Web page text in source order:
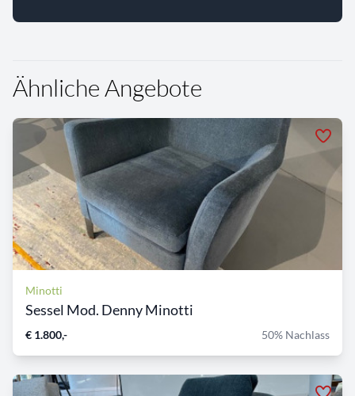
Ähnliche Angebote
Minotti
Sessel Mod. Denny Minotti
€ 1.800,- 50% Nachlass